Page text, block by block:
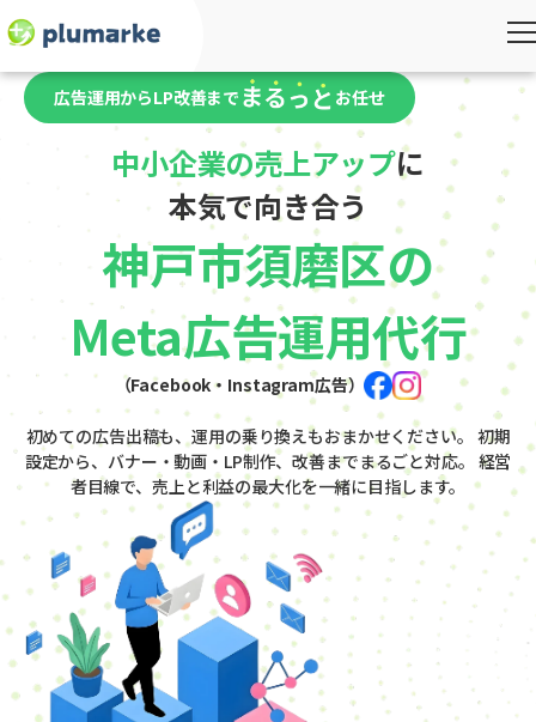
広告運用からLP改善まで お任せ
中小企業の売上アップに
本気で向き合う
神戸市須磨区の
Meta広告運用代行
（Facebook・Instagram広告）
初めての広告出稿も、運用の乗り換えもおまかせください。 初期
設定から、バナー・動画・LP制作、改善までまるごと対応。 経営
者目線で、売上と利益の最大化を一緒に目指します。